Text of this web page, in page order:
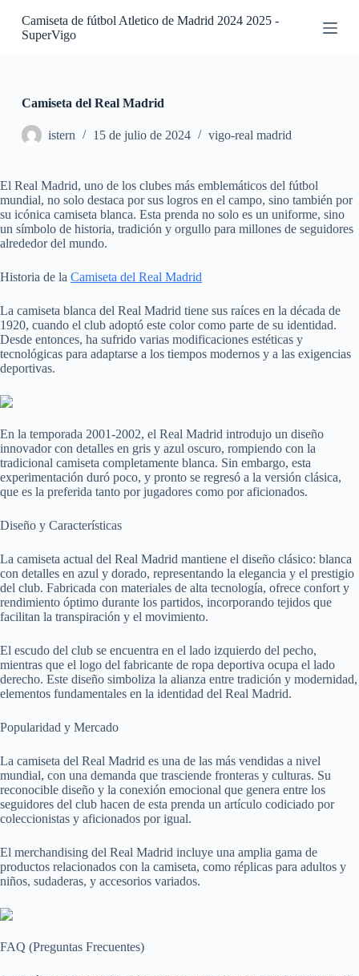
S
e
n
i
d
o
Camiseta de fútbol Atletico de Madrid 2024 2025 -
SuperVigo
Camiseta del Real Madrid
istern 15 de julio de 2024 vigo-real madrid
El Real Madrid, uno de los clubes más emblemáticos del fútbol
mundial, no solo destaca por sus logros en el campo, sino también por
su icónica camiseta blanca. Esta prenda no solo es un uniforme, sino
un símbolo de historia, tradición y orgullo para millones de seguidores
alrededor del mundo.
Historia de la Camiseta del Real Madrid
La camiseta blanca del Real Madrid tiene sus raíces en la década de
1920, cuando el club adoptó este color como parte de su identidad.
Desde entonces, ha sufrido varias modificaciones estéticas y
tecnológicas para adaptarse a los tiempos modernos y a las exigencias
deportivas.
En la temporada 2001-2002, el Real Madrid introdujo un diseño
innovador con detalles en gris y azul oscuro, rompiendo con la
tradicional camiseta completamente blanca. Sin embargo, esta
experimentación duró poco, y pronto se regresó a la versión clásica,
que es la preferida tanto por jugadores como por aficionados.
Diseño y Características
La camiseta actual del Real Madrid mantiene el diseño clásico: blanca
con detalles en azul y dorado, representando la elegancia y el prestigio
del club. Fabricada con materiales de alta tecnología, ofrece confort y
rendimiento óptimo durante los partidos, incorporando tejidos que
facilitan la transpiración y el movimiento.
El escudo del club se encuentra en el lado izquierdo del pecho,
mientras que el logo del fabricante de ropa deportiva ocupa el lado
derecho. Este diseño simboliza la alianza entre tradición y modernidad,
elementos fundamentales en la identidad del Real Madrid.
Popularidad y Mercado
La camiseta del Real Madrid es una de las más vendidas a nivel
mundial, con una demanda que trasciende fronteras y culturas. Su
reconocible diseño y la conexión emocional que genera entre los
seguidores del club hacen de esta prenda un artículo codiciado por
coleccionistas y aficionados por igual.
El merchandising del Real Madrid incluye una amplia gama de
productos relacionados con la camiseta, como réplicas para adultos y
niños, sudaderas, y accesorios variados.
FAQ (Preguntas Frecuentes)